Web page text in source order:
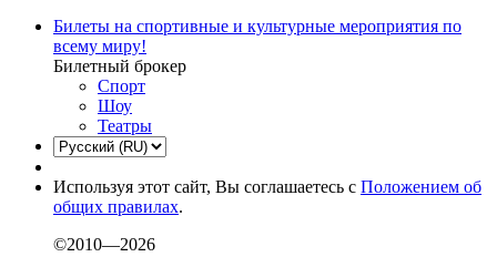
Билеты на спортивные и культурные мероприятия по
всему миру!
Билетный брокер
Спорт
Шоу
Театры
Используя этот сайт, Вы соглашаетесь с Положением об
общих правилах.
©2010—2026